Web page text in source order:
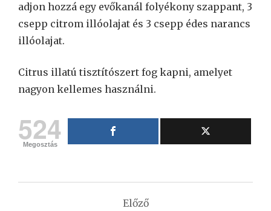
adjon hozzá egy evőkanál folyékony szappant, 3
csepp citrom illóolajat és 3 csepp édes narancs
illóolajat.
Citrus illatú tisztítószert fog kapni, amelyet
nagyon kellemes használni.
524
Megosztás
Előző